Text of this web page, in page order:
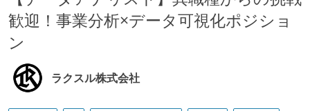
歓迎！事業分析×データ可視化ポジショ
ン
ラクスル株式会社